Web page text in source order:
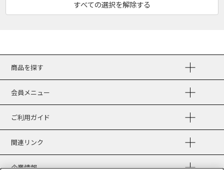
商品を探す
会員メニュー
ご利用ガイド
関連リンク
企業情報